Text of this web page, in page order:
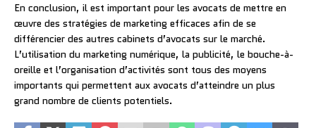
En conclusion, il est important pour les avocats de mettre en
œuvre des stratégies de marketing efficaces afin de se
différencier des autres cabinets d’avocats sur le marché.
L’utilisation du marketing numérique, la publicité, le bouche-à-
oreille et l’organisation d’activités sont tous des moyens
importants qui permettent aux avocats d’atteindre un plus
grand nombre de clients potentiels.